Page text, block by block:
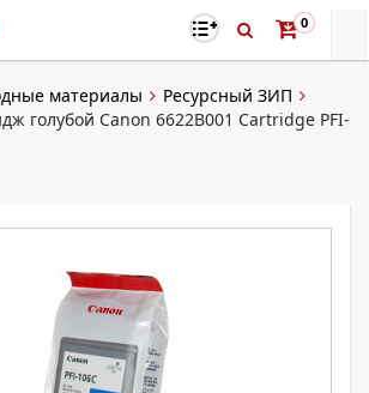
0
материалы
Ресурсный ЗИП
голубой Canon 6622B001 Cartridge PFI-